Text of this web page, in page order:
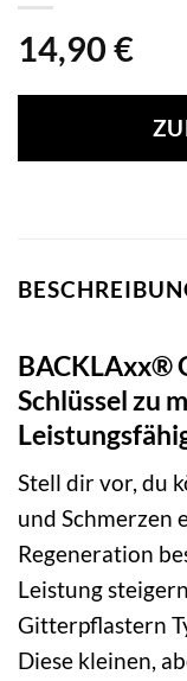
14,90 €
BACKLAxx®
Schlüssel zu
Stell dir vor, du
und Schmerzen
Regeneration
Leistung
Gitterpflastern
Diese kleinen,